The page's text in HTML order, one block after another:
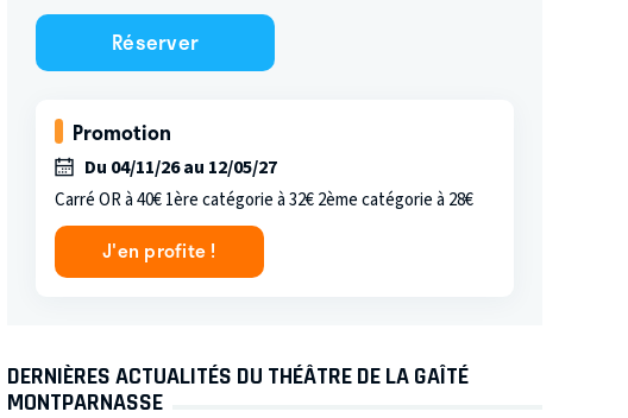
Réserver
Promotion
Du 04/11/26 au 12/05/27
Carré OR à 40€ 1ère catégorie à 32€ 2ème catégorie à 28€
J'en profite !
DERNIÈRES ACTUALITÉS DU THÉÂTRE DE LA GAÎTÉ
MONTPARNASSE